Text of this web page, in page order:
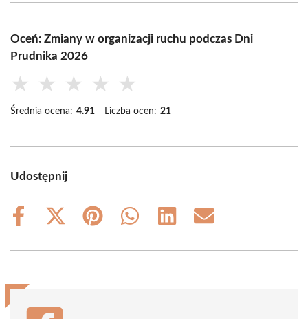
Oceń: Zmiany w organizacji ruchu podczas Dni
Prudnika 2026
★ ★ ★ ★ ★
Średnia ocena: 4.91 Liczba ocen: 21
Udostępnij
Share
Share
(Twitter)
Share
Share
Share
Share